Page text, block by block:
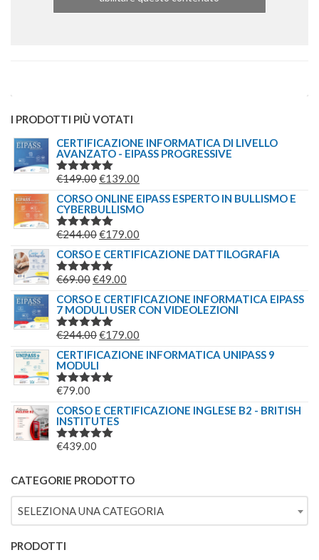
I PRODOTTI PIÙ VOTATI
CERTIFICAZIONE INFORMATICA DI LIVELLO
AVANZATO - EIPASS PROGRESSIVE
VALUTATO
€149.00IL
PREZZO
ORIGINALE
ERA:
€139.00
PREZZO
ATTUALE
CORSO ONLINE EIPASS ESPERTO IN BULLISMO E
CYBERBULLISMO
VALUTATO
€244.00IL
PREZZO
ORIGINALE
ERA:
€244.00.
€179.00
PREZZO
€179.00.
CORSO E CERTIFICAZIONE DATTILOGRAFIA
VALUTATO
€69.00IL
PREZZO
ORIGINALE
ERA:
€49.00
PREZZO
ATTUALE
È:
CORSO E CERTIFICAZIONE INFORMATICA EIPASS
7 MODULI USER CON VIDEOLEZIONI
VALUTATO
€244.00IL
PREZZO
ERA:
€179.00
PREZZO
CERTIFICAZIONE INFORMATICA UNIPASS 9
MODULI
VALUTATO
€79.00
CORSO E CERTIFICAZIONE INGLESE B2 - BRITISH
INSTITUTES
VALUTATO
€439.00
CATEGORIE PRODOTTO
SELEZIONA UNA CATEGORIA
PRODOTTI